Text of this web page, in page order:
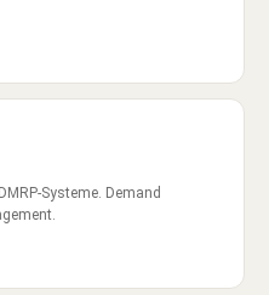
Systeme. Demand